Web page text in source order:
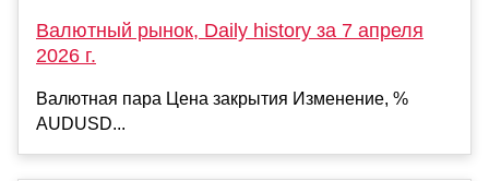
Валютный рынок, Daily history за 7 апреля
2026 г.
Валютная пара Цена закрытия Изменение, %
AUDUSD...